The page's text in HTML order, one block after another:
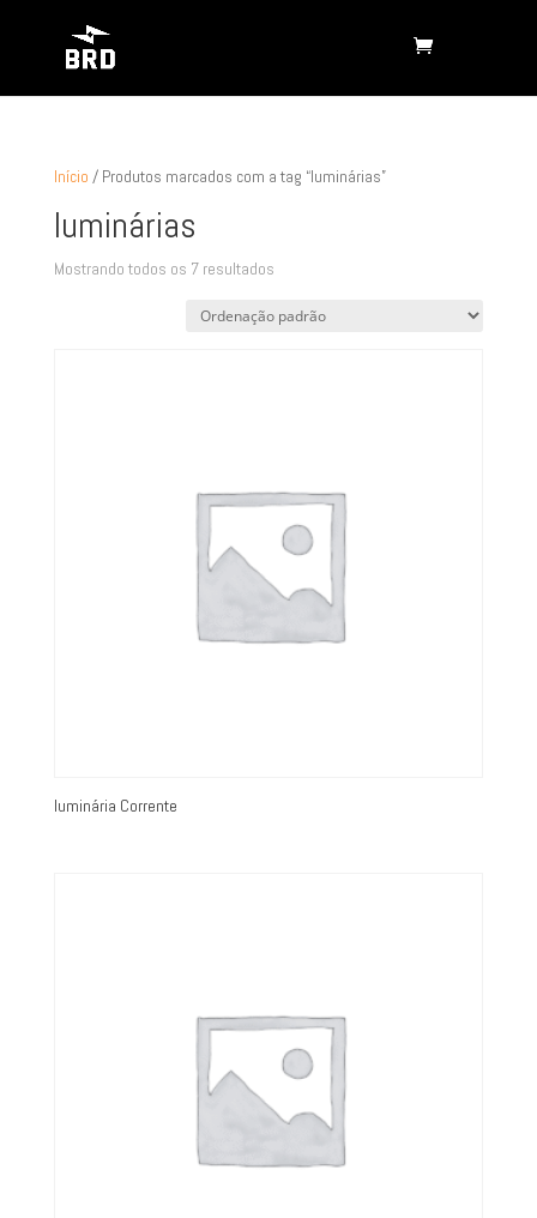
Início / Produtos marcados com a tag “luminárias”
luminárias
Mostrando todos os 7 resultados
luminária Corrente